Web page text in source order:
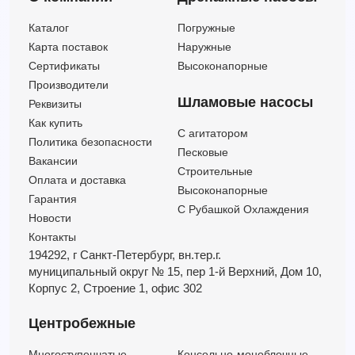
SMM350-300-500-160/4
SMM350-300-500-200/4
SMM350-300-500-220/4
SMM350-300-500-250/4
SMM350-300-500-315/4
SMM350-300-500-90/4
Каталог
Карта поставок
Сертификаты
Производители
Реквизиты
Как купить
Политика безопасности
Вакансии
Оплата и доставка
Гарантия
Новости
Контакты
Погружные
Наружные
Высоконапорные
Шламовые насосы
C агитатором
Песковые
Строительные
Высоконапорные
С Рубашкой Охлаждения
194292, г Санкт-Петербург, вн.тер.г.
муниципальный округ № 15, пер 1-й Верхний, Дом 10,
Корпус 2, Строение 1, офис 302
Центробежные